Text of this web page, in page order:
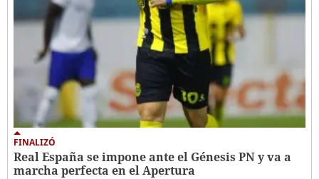
FINALIZÓ
Real España se impone ante el Génesis PN y va a
marcha perfecta en el Apertura